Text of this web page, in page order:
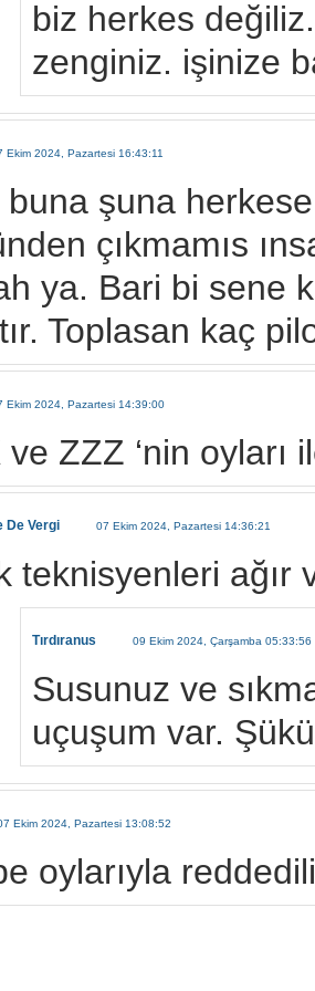
biz herkes
zenginiz. işinize
Ekim 2024, Pazartesi 16:43:11
şuna herkese
çıkmamıs
ya. Bari bi sene
Toplasan kaç
Ekim 2024, Pazartesi 14:39:00
ve ZZZ ‘nin
De Vergi 07 Ekim 2024, Pazartesi 14:36:21
teknisyenleri ağır
Tırdıranus 09 Ekim 2024, Çarşamba 05:33:56
Susunuz ve
uçuşum var.
Ekim 2024, Pazartesi 13:08:52
oylarıyla